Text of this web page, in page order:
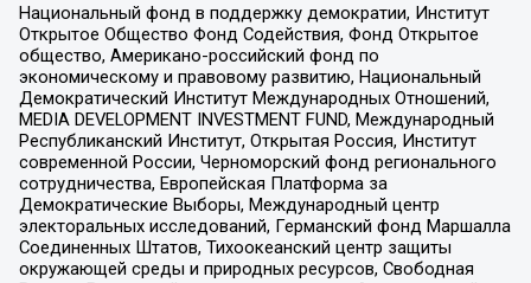
Национальный фонд в поддержку демократии, Институт
Открытое Общество Фонд Содействия, Фонд Открытое
общество, Американо-российский фонд по
экономическому и правовому развитию, Национальный
Демократический Институт Международных Отношений,
MEDIA DEVELOPMENT INVESTMENT FUND, Международный
Республиканский Институт, Открытая Россия, Институт
современной России, Черноморский фонд регионального
сотрудничества, Европейская Платформа за
Демократические Выборы, Международный центр
электоральных исследований, Германский фонд Маршалла
Соединенных Штатов, Тихоокеанский центр защиты
окружающей среды и природных ресурсов, Свободная